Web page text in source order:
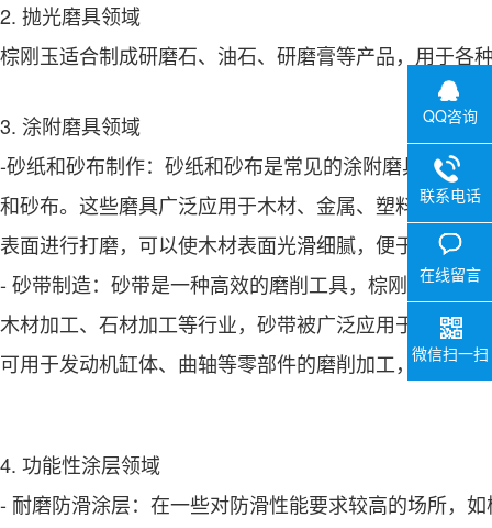
2. 抛光磨具领域
棕刚玉适合制成研磨石、油石、研磨膏等产品，用于各
3. 涂附磨具领域
-砂纸和砂布制作：砂纸和砂布是常见的涂附磨具，棕
和砂布。这些磨具广泛应用于木材、金属、塑料等材料
表面进行打磨，可以使木材表面光滑细腻，便于后续的
- 砂带制造：砂带是一种高效的磨削工具，棕刚玉微粉
木材加工、石材加工等行业，砂带被广泛应用于平面磨
可用于发动机缸体、曲轴等零部件的磨削加工，保证零
4. 功能性涂层领域
- 耐磨防滑涂层：在一些对防滑性能要求较高的场所，
QQ咨询
联系电话
在线留言
微信扫一扫